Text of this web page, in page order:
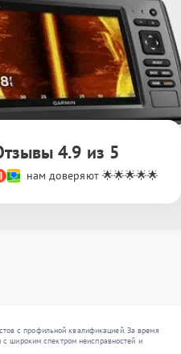
4.9 из 5
нам доверяют 🌟🌟🌟🌟🌟
с профильной квалификацией. За время
широким спектром неисправностей и